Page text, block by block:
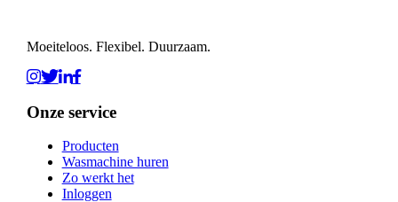
Moeiteloos. Flexibel. Duurzaam.
Onze service
Producten
Wasmachine huren
Zo werkt het
Inloggen